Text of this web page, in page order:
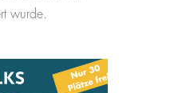
wurde.